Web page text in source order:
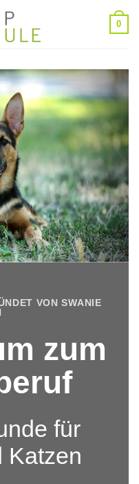
0
VON SWANIE
zum
für
Katzen